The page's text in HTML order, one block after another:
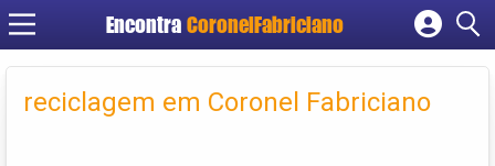
Encontra CoronelFabriciano
Cadastrar empresa
Criar conta
reciclagem em Coronel Fabriciano